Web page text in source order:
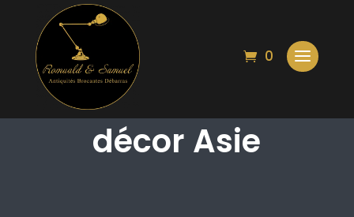
0
Peinture sur bois
décor Asie